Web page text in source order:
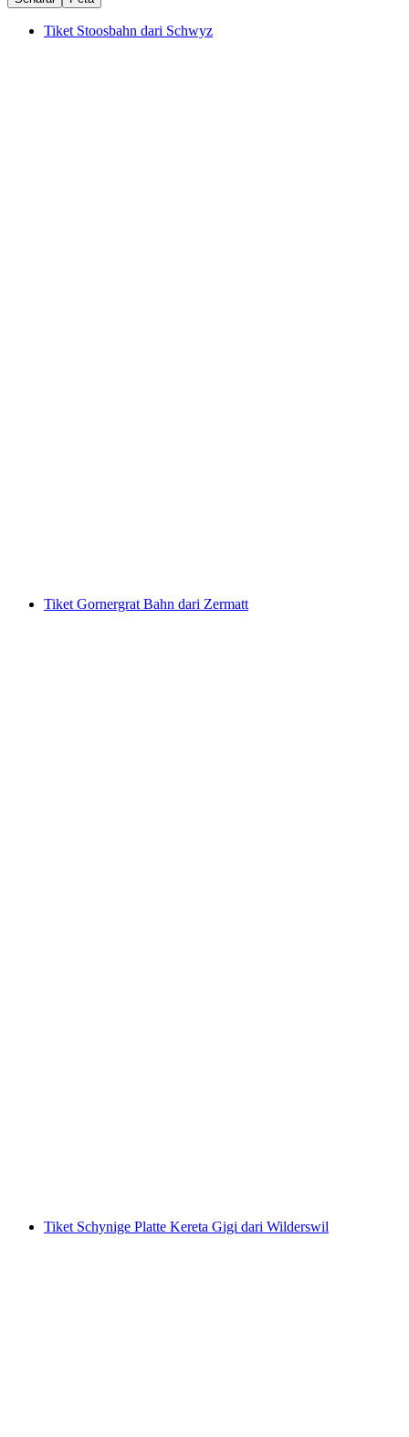
Tiket Stoosbahn dari Schwyz
Tiket Gornergrat Bahn dari Zermatt
Tiket Schynige Platte Kereta Gigi dari Wilderswil